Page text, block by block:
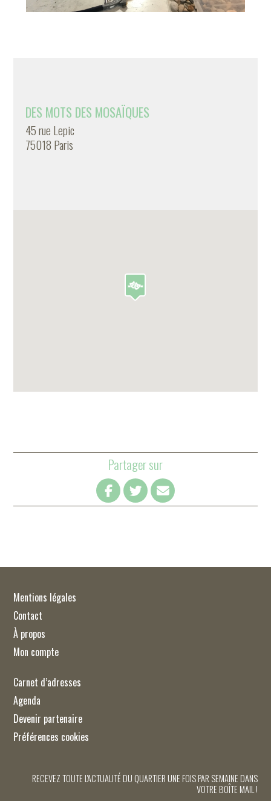
DES MOTS DES MOSAÏQUES
45 rue Lepic
75018 Paris
Partager sur
Mentions légales
Contact
À propos
Mon compte
Carnet d’adresses
Agenda
Devenir partenaire
Préférences cookies
RECEVEZ TOUTE L'ACTUALITÉ DU QUARTIER UNE FOIS PAR SEMAINE DANS
VOTRE BOÎTE MAIL !